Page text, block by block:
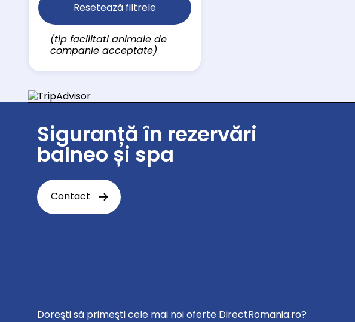
Resetează filtrele
(tip facilitati animale de
companie acceptate)
Siguranță în rezervări
balneo și spa
Contact
Doreşti să primeşti cele mai noi oferte DirectRomania.ro?